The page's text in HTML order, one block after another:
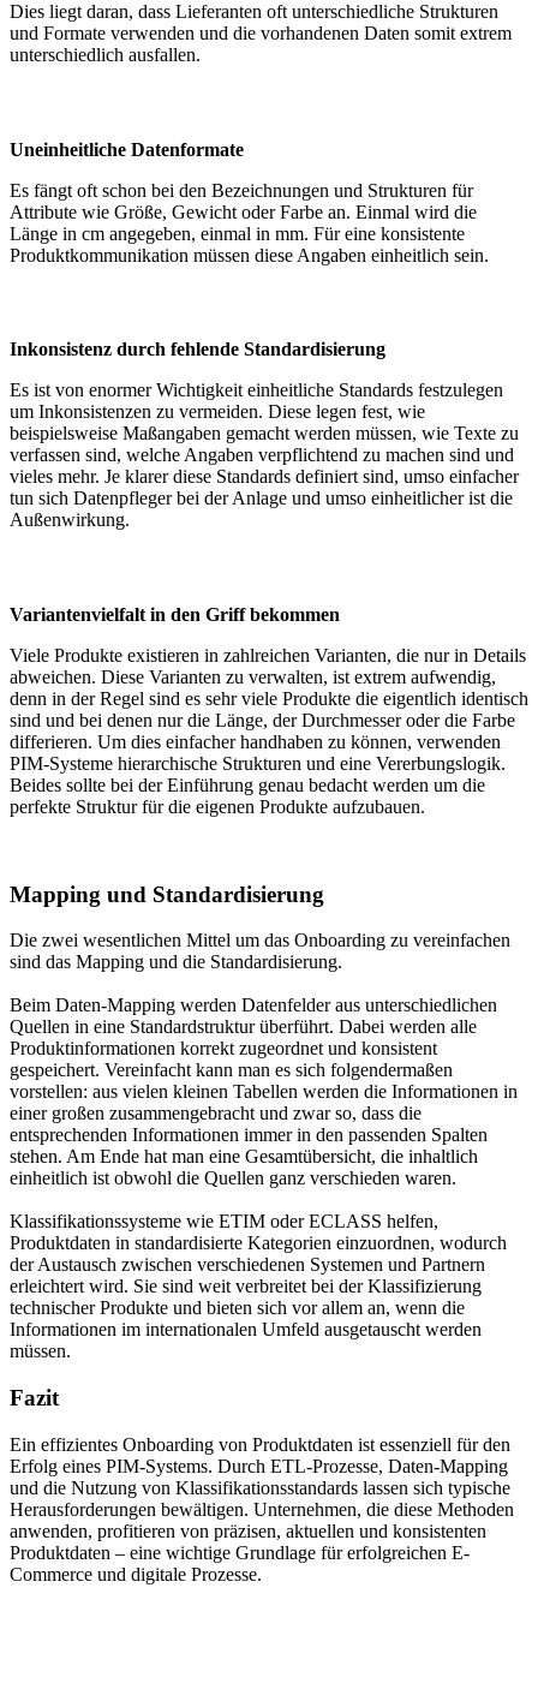
Dies liegt daran, dass Lieferanten oft unterschiedliche Strukturen
und Formate verwenden und die vorhandenen Daten somit extrem
unterschiedlich ausfallen.
Uneinheitliche Datenformate
Es fängt oft schon bei den Bezeichnungen und Strukturen für
Attribute wie Größe, Gewicht oder Farbe an. Einmal wird die
Länge in cm angegeben, einmal in mm. Für eine konsistente
Produktkommunikation müssen diese Angaben einheitlich sein.
Inkonsistenz durch fehlende Standardisierung
Es ist von enormer Wichtigkeit einheitliche Standards festzulegen
um Inkonsistenzen zu vermeiden. Diese legen fest, wie
beispielsweise Maßangaben gemacht werden müssen, wie Texte zu
verfassen sind, welche Angaben verpflichtend zu machen sind und
vieles mehr. Je klarer diese Standards definiert sind, umso einfacher
tun sich Datenpfleger bei der Anlage und umso einheitlicher ist die
Außenwirkung.
Variantenvielfalt in den Griff bekommen
Viele Produkte existieren in zahlreichen Varianten, die nur in Details
abweichen. Diese Varianten zu verwalten, ist extrem aufwendig,
denn in der Regel sind es sehr viele Produkte die eigentlich identisch
sind und bei denen nur die Länge, der Durchmesser oder die Farbe
differieren. Um dies einfacher handhaben zu können, verwenden
PIM-Systeme hierarchische Strukturen und eine Vererbungslogik.
Beides sollte bei der Einführung genau bedacht werden um die
perfekte Struktur für die eigenen Produkte aufzubauen.
Mapping und Standardisierung
Die zwei wesentlichen Mittel um das Onboarding zu vereinfachen
sind das Mapping und die Standardisierung.
Beim Daten-Mapping werden Datenfelder aus unterschiedlichen
Quellen in eine Standardstruktur überführt. Dabei werden alle
Produktinformationen korrekt zugeordnet und konsistent
gespeichert. Vereinfacht kann man es sich folgendermaßen
vorstellen: aus vielen kleinen Tabellen werden die Informationen in
einer großen zusammengebracht und zwar so, dass die
entsprechenden Informationen immer in den passenden Spalten
stehen. Am Ende hat man eine Gesamtübersicht, die inhaltlich
einheitlich ist obwohl die Quellen ganz verschieden waren.
Klassifikationssysteme wie ETIM oder ECLASS helfen,
Produktdaten in standardisierte Kategorien einzuordnen, wodurch
der Austausch zwischen verschiedenen Systemen und Partnern
erleichtert wird. Sie sind weit verbreitet bei der Klassifizierung
technischer Produkte und bieten sich vor allem an, wenn die
Informationen im internationalen Umfeld ausgetauscht werden
müssen.
Fazit
Ein effizientes Onboarding von Produktdaten ist essenziell für den
Erfolg eines PIM-Systems. Durch ETL-Prozesse, Daten-Mapping
und die Nutzung von Klassifikationsstandards lassen sich typische
Herausforderungen bewältigen. Unternehmen, die diese Methoden
anwenden, profitieren von präzisen, aktuellen und konsistenten
Produktdaten – eine wichtige Grundlage für erfolgreichen E-
Commerce und digitale Prozesse.